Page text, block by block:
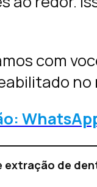
com
no
extração de